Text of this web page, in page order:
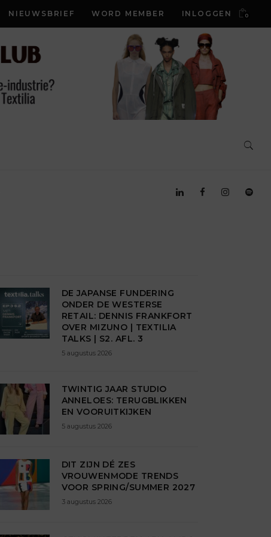
NIEUWSBRIEF WORD MEMBER INLOGGEN 0
DE JAPANSE FUNDERING
ONDER DE WESTERSE
RETAIL: DENNIS FRANKFORT
OVER MIZUNO | TEXTILIA
TALKS | S2. AFL. 3
5 augustus 2026
TWINTIG JAAR STUDIO
ANNELOES: TERUGBLIKKEN
EN VOORUITKIJKEN
5 augustus 2026
DIT ZIJN DÉ ZES
VROUWENMODE TRENDS
VOOR SPRING/SUMMER 2027
3 augustus 2026